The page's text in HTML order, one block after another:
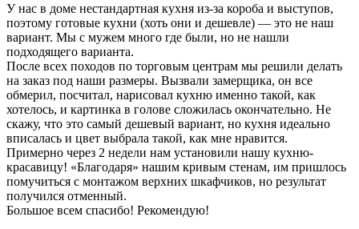
У нас в доме нестандартная кухня из-за короба и выступов,
поэтому готовые кухни (хоть они и дешевле) — это не наш
вариант. Мы с мужем много где были, но не нашли
подходящего варианта.
После всех походов по торговым центрам мы решили делать
на заказ под наши размеры. Вызвали замерщика, он все
обмерил, посчитал, нарисовал кухню именно такой, как
хотелось, и картинка в голове сложилась окончательно. Не
скажу, что это самый дешевый вариант, но кухня идеально
вписалась и цвет выбрала такой, как мне нравится.
Примерно через 2 недели нам установили нашу кухню-
красавицу! «Благодаря» нашим кривым стенам, им пришлось
помучиться с монтажом верхних шкафчиков, но результат
получился отменный.
Большое всем спасибо! Рекомендую!